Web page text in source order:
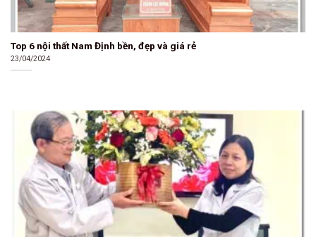
Top 6 nội thất Nam Định bền, đẹp và giá rẻ
23/04/2024